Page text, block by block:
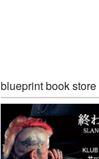
blueprint book store